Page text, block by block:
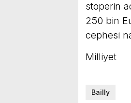
stoperin
250 bin
cephesi
Milliyet
Bailly